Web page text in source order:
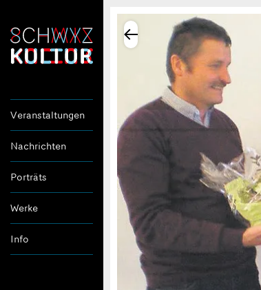
Veranstaltungen
Nachrichten
Porträts
Werke
Info